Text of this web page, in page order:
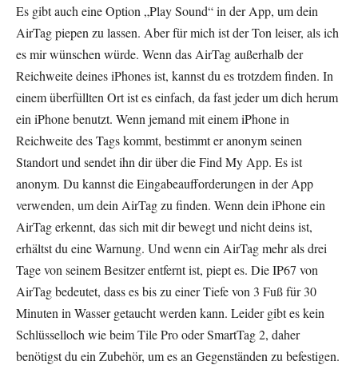
Es gibt auch eine Option „Play Sound“ in der App, um dein
AirTag piepen zu lassen. Aber für mich ist der Ton leiser, als ich
es mir wünschen würde. Wenn das AirTag außerhalb der
Reichweite deines iPhones ist, kannst du es trotzdem finden. In
einem überfüllten Ort ist es einfach, da fast jeder um dich herum
ein iPhone benutzt. Wenn jemand mit einem iPhone in
Reichweite des Tags kommt, bestimmt er anonym seinen
Standort und sendet ihn dir über die Find My App. Es ist
anonym. Du kannst die Eingabeaufforderungen in der App
verwenden, um dein AirTag zu finden. Wenn dein iPhone ein
AirTag erkennt, das sich mit dir bewegt und nicht deins ist,
erhältst du eine Warnung. Und wenn ein AirTag mehr als drei
Tage von seinem Besitzer entfernt ist, piept es. Die IP67 von
AirTag bedeutet, dass es bis zu einer Tiefe von 3 Fuß für 30
Minuten in Wasser getaucht werden kann. Leider gibt es kein
Schlüsselloch wie beim Tile Pro oder SmartTag 2, daher
benötigst du ein Zubehör, um es an Gegenständen zu befestigen.